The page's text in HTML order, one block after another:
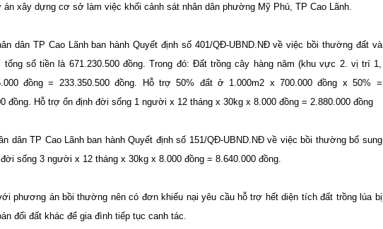
xây dựng cơ sở làm việc khối cảnh sát nhân dân phường Mỹ Phú, TP Cao Lãnh.
dân TP Cao Lãnh ban hành Quyết định số 401/QĐ-UBND.NĐ về việc bồi thường đất và
số tiền là 671.230.500 đồng. Trong đó: Đất trồng cây hàng năm (khu vực 2. vị trí 1,
đồng = 233.350.500 đồng. Hỗ trợ 50% đất ở 1.000m2 x 700.000 đồng x 50% =
đồng. Hỗ trợ ổn định đời sống 1 người x 12 tháng x 30kg x 8.000 đồng = 2.880.000 đồng
dân TP Cao Lãnh ban hành Quyết định số 151/QĐ-UBND.NĐ về việc bồi thường bổ sung
sống 3 người x 12 tháng x 30kg x 8.000 đồng = 8.640.000 đồng.
phương án bồi thường nên có đơn khiếu nại yêu cầu hỗ trợ hết diện tích đất trồng lúa bị
đổi đất khác để gia đình tiếp tục canh tác.